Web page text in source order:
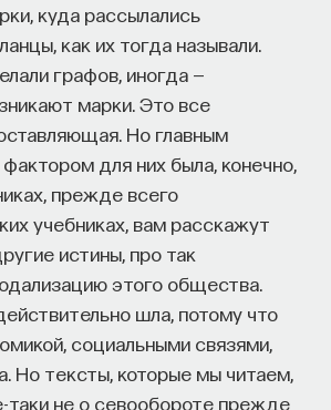
куда рассылались
как их тогда называли.
графов, иногда —
марки. Это все
Но главным
для них была, конечно,
прежде всего
учебниках, вам расскажут
истины, про так
этого общества.
шла, потому что
социальными связями,
Но тексты, которые мы читаем,
таки не о севообороте прежде